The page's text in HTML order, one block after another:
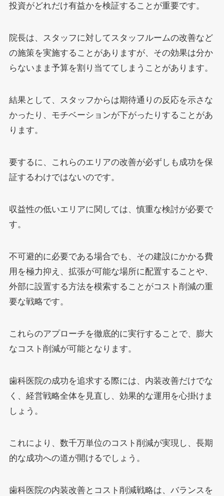
投資がどれだけ有益かを検証することが重要です。
院長は、スタッフに対してスタッフルームの改善など
の施策を実施することがありますが、その効果は分か
らないまま予算を割り当ててしまうことがあります。
結果として、スタッフからは期待通りの反応を示さな
かったり、モチベーションが下がったりすることがあ
ります。
要するに、これらのエリアの改善が必ずしも成功を保
証するわけではないのです。
収益性の低いエリアに関しては、慎重な検討が必要で
す。
不可避的に必要である場合でも、その建設にかかる費
用を極力抑え、拡張が可能な場所に配置することや、
外部に設置する方法を模索することがコスト削減の重
要な戦略です。
これらのアプローチを徹底的に実行することで、膨大
なコスト削減が可能となります。
歯科医院の成功を追求する際には、内装改善だけでな
く、経営戦略全体を見直し、効果的な運用を心掛けま
しょう。
これにより、数千万単位のコスト削減が実現し、長期
的な成功への道が開けるでしょう。
歯科医院の内装改善とコスト削減戦略は、バランスを